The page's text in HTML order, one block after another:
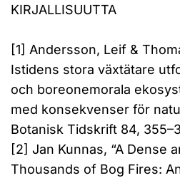
KIRJALLISUUTTA
[1] Andersson, Leif &
Istidens stora växtätare
och boreonemorala
med konsekvenser för
Botanisk Tidskrift 84,
[2] Jan Kunnas, “A Dense
Thousands of Bog Fires: